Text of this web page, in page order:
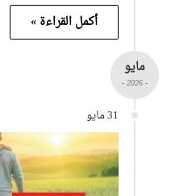
أكمل القراءة »
مايو
- 2026 -
31 مايو